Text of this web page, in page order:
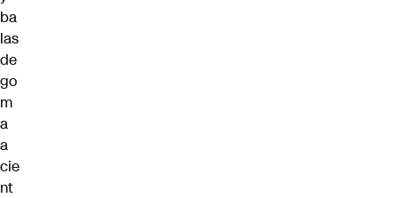
ba
las
de
go
m
a
a
cie
nt